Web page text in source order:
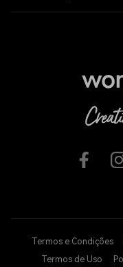
Termos e Condições
Termos de Uso